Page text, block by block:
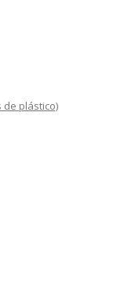
de plástico)